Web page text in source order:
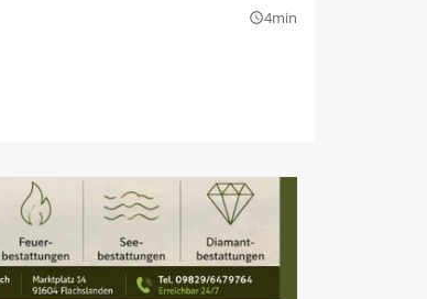
query_builder4min